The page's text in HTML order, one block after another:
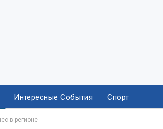
Интересные События Спорт
в регионе